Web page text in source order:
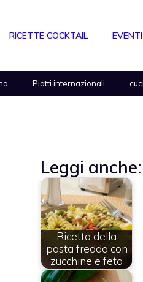
RICETTE COCKTAIL EVENTI
Piatti internazionali
Leggi anche:
Ricetta della
pasta fredda con
zucchine e feta